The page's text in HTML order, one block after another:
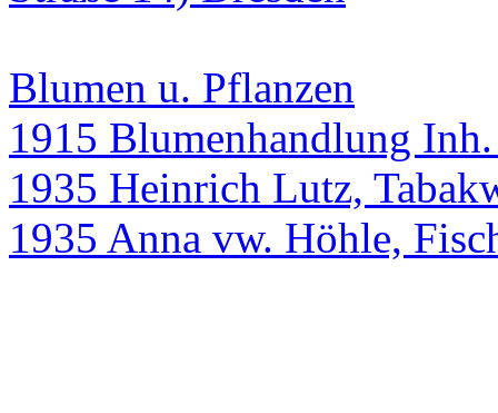
Blumen u. Pflanzen
1915 Blumenhandlung
1935 Heinrich Lutz,
1935 Anna vw. Höhle,